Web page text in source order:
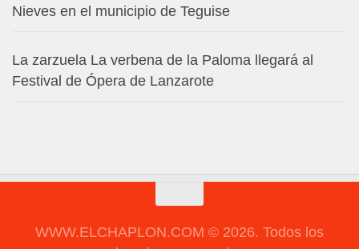
Nieves en el municipio de Teguise
La zarzuela La verbena de la Paloma llegará al
Festival de Ópera de Lanzarote
WWW.ELCHAPLON.COM © 2026. Todos los